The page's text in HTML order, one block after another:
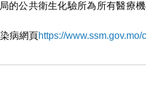
的公共衛生化驗所為所有醫療
病網頁 https://www.ssm.gov.mo/